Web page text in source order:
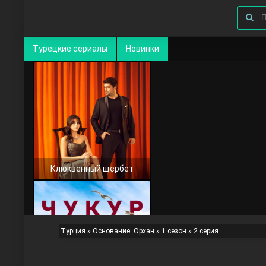
Турецкие сериалы Новинки
Клюквенный щербет
Турция » Основание: Орхан » 1 сезон » 2 серия